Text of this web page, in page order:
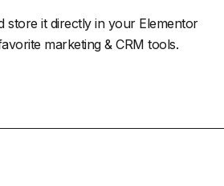
store it directly in your Elementor
marketing & CRM tools.